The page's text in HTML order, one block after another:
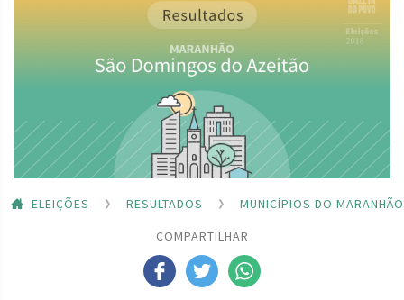
ELEIÇÕES RESULTADOS
MUNICÍPIOS DO MARANHÃO
COMPARTILHAR